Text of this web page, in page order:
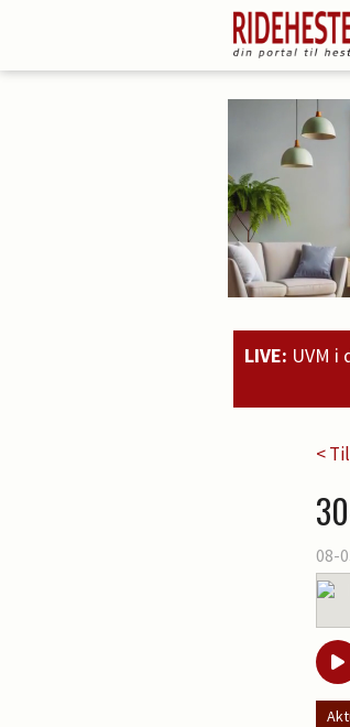
LIVE: UVM i
<
08-